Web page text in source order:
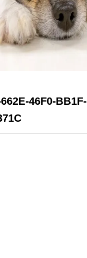
46F0-BB1F-